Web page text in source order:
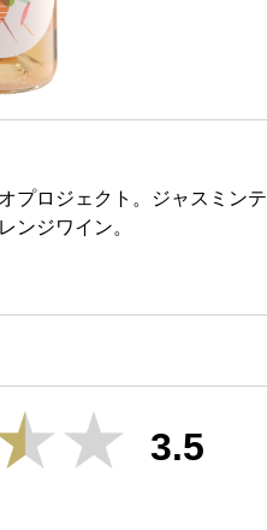
プロジェクト。ジャスミン
ンジワイン。
3.5